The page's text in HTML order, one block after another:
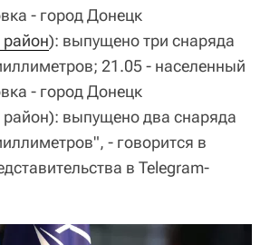
- город Донецк
): выпущено три снаряда
21.05 - населенный
- город Донецк
выпущено два снаряда
- говорится в
в Telegram-